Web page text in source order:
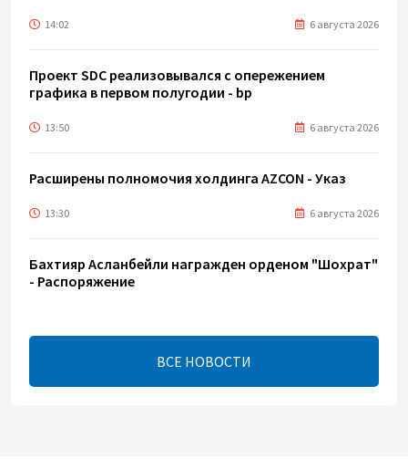
14:02 6 августа 2026
Проект SDC реализовывался с опережением
графика в первом полугодии - bp
13:50 6 августа 2026
Расширены полномочия холдинга AZCON - Указ
13:30 6 августа 2026
Бахтияр Асланбейли награжден орденом "Шохрат"
- Распоряжение
bp о ходе строительства солнечной
электростанции "Шафаг"
ВСЕ НОВОСТИ